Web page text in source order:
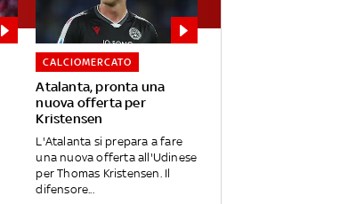
Atalanta, pronta una
nuova offerta per
Kristensen
CALCIOMERCATO
L'Atalanta si prepara a fare
una nuova offerta all'Udinese
per Thomas Kristensen. Il
difensore...